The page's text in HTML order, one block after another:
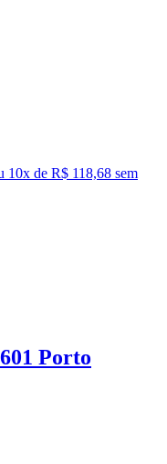
10x de R$ 118,68 sem
Porto